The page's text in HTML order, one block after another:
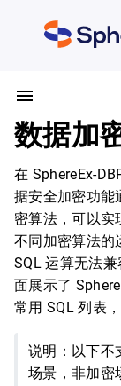
数据加
在 SphereEx-
据安全加密功能
密算法，可以实
不同加密算法的
SQL 运算无法
面展示了
常用 SQL 列表
说明：以下不
场景，非加密